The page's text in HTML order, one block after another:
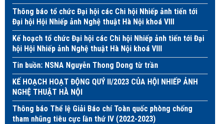
Thông báo tổ chức Đại hội các Chi hội Nhiếp ảnh tiến tới
Đại hội Hội Nhiếp ảnh Nghệ thuật Hà Nội khoá VIII
Kế hoạch tổ chức Đại hội các Chi hội Nhiếp ảnh tiến tới Đại
hội Hội Nhiếp ảnh Nghệ thuật Hà Nội khoá VIII
Tin buồn: NSNA Nguyễn Thong Dong từ trần
KẾ HOẠCH HOẠT ĐỘNG QUÝ II/2023 CỦA HỘI NHIẾP ẢNH
NGHỆ THUẬT HÀ NỘI
Thông báo Thể lệ Giải Báo chí Toàn quốc phòng chống
tham nhũng tiêu cực lần thứ IV (2022-2023)